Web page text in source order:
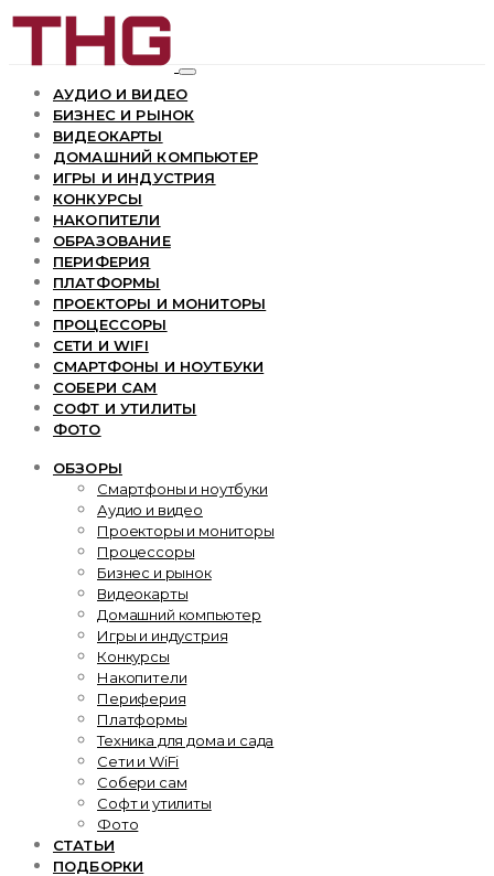
АУДИО И ВИДЕО
БИЗНЕС И РЫНОК
ВИДЕОКАРТЫ
ДОМАШНИЙ КОМПЬЮТЕР
ИГРЫ И ИНДУСТРИЯ
КОНКУРСЫ
НАКОПИТЕЛИ
ОБРАЗОВАНИЕ
ПЕРИФЕРИЯ
ПЛАТФОРМЫ
ПРОЕКТОРЫ И МОНИТОРЫ
ПРОЦЕССОРЫ
СЕТИ И WIFI
СМАРТФОНЫ И НОУТБУКИ
СОБЕРИ САМ
СОФТ И УТИЛИТЫ
ФОТО
ОБЗОРЫ
Смартфоны и ноутбуки
Аудио и видео
Проекторы и мониторы
Процессоры
Бизнес и рынок
Видеокарты
Домашний компьютер
Игры и индустрия
Конкурсы
Накопители
Периферия
Платформы
Техника для дома и сада
Сети и WiFi
Собери сам
Софт и утилиты
Фото
СТАТЬИ
ПОДБОРКИ